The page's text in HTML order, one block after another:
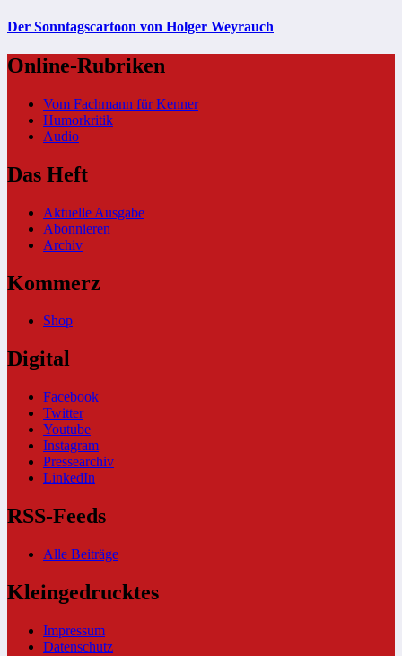
Der Sonntagscartoon von Holger Weyrauch
Online-Rubriken
Vom Fachmann für Kenner
Humorkritik
Audio
Das Heft
Aktuelle Ausgabe
Abonnieren
Archiv
Kommerz
Shop
Digital
Facebook
Twitter
Youtube
Instagram
Pressearchiv
LinkedIn
RSS-Feeds
Alle Beiträge
Kleingedrucktes
Impressum
Datenschutz